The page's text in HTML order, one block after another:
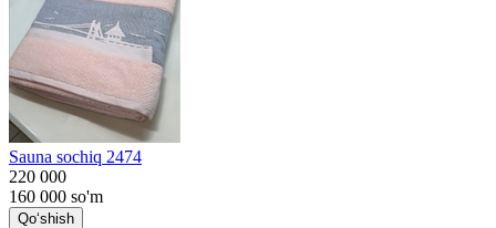
Sauna sochiq 2474
220 000
160 000 so'm
Qo‘shish